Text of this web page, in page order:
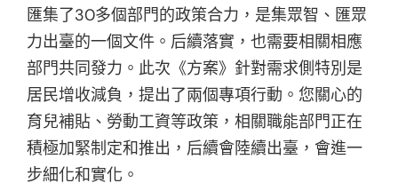
匯集了30多個部門的政策合力，是集眾智、匯眾
力出臺的一個文件。后續落實，也需要相關相應
部門共同發力。此次《方案》針對需求側特別是
居民增收減負，提出了兩個專項行動。您關心的
育兒補貼、勞動工資等政策，相關職能部門正在
積極加緊制定和推出，后續會陸續出臺，會進一
步細化和實化。